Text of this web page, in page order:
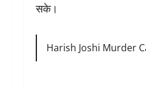
सके।
Harish Joshi Murder